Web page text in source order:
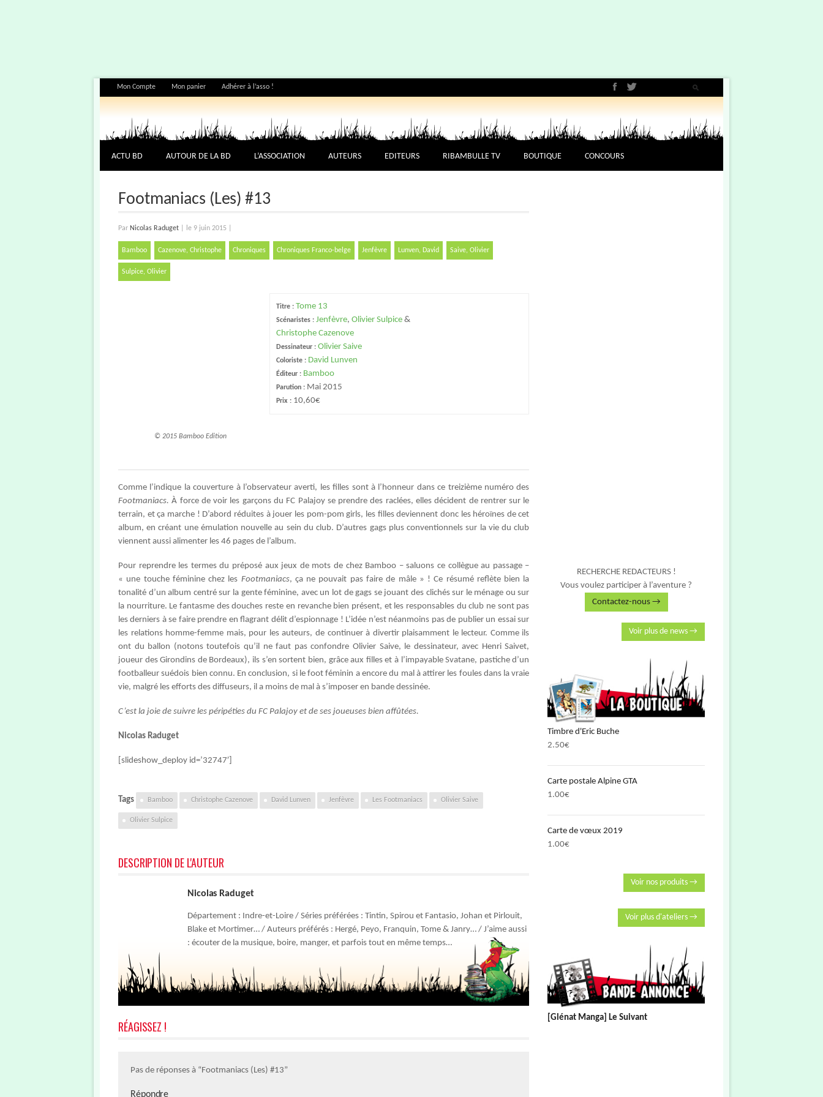
Mon Compte Mon panier Adhérer à l’asso !
ACTU BD AUTOUR DE LA BD L’ASSOCIATION AUTEURS EDITEURS RIBAMBULLE TV BOUTIQUE CONCOURS
Footmaniacs (Les) #13
Par Nicolas Raduget le 9 juin 2015
Bamboo Cazenove, Christophe Chroniques Chroniques Franco-belge Jenfèvre Lunven, David Saive, Olivier
Sulpice, Olivier
© 2015 Bamboo Edition
Titre : Tome 13
Scénaristes : Jenfèvre, Olivier Sulpice&
Christophe Cazenove
Dessinateur : Olivier Saive
Coloriste : David Lunven
Éditeur : Bamboo
Parution : Mai 2015
Prix : 10,60€
Comme l’indique la couverture à l’observateur averti, les filles sont à l’honneur dans ce treizième numéro des
Footmaniacs. À force de voir les garçons du FC Palajoy se prendre des raclées, elles décident de rentrer sur le
terrain, et ça marche ! D’abord réduites à jouer les pom-pom girls, les filles deviennent donc les héroïnes de cet
album, en créant une émulation nouvelle au sein du club. D’autres gags plus conventionnels sur la vie du club
viennent aussi alimenter les 46 pages de l’album.
Pour reprendre les termes du préposé aux jeux de mots de chez Bamboo – saluons ce collègue au passage –
« une touche féminine chez les Footmaniacs, ça ne pouvait pas faire de mâle » ! Ce résumé reflète bien la
tonalité d’un album centré sur la gente féminine, avec un lot de gags se jouant des clichés sur le ménage ou sur
la nourriture. Le fantasme des douches reste en revanche bien présent, et les responsables du club ne sont pas
les derniers à se faire prendre en flagrant délit d’espionnage ! L’idée n’est néanmoins pas de publier un essai sur
les relations homme-femme mais, pour les auteurs, de continuer à divertir plaisamment le lecteur. Comme ils
ont du ballon (notons toutefois qu’il ne faut pas confondre Olivier Saive, le dessinateur, avec Henri Saivet,
joueur des Girondins de Bordeaux), ils s’en sortent bien, grâce aux filles et à l’impayable Svatane, pastiche d’un
footballeur suédois bien connu. En conclusion, si le foot féminin a encore du mal à attirer les foules dans la vraie
vie, malgré les efforts des diffuseurs, il a moins de mal à s’imposer en bande dessinée.
C’est la joie de suivre les péripéties du FC Palajoy et de ses joueuses bien affûtées.
Nicolas Raduget
[slideshow_deploy id=’32747′]
Tags Bamboo Christophe Cazenove David Lunven Jenfèvre Les Footmaniacs Olivier Saive
Olivier Sulpice
DESCRIPTION DE L'AUTEUR
Nicolas Raduget
Département : Indre-et-Loire / Séries préférées : Tintin, Spirou et Fantasio, Johan et Pirlouit,
Blake et Mortimer… / Auteurs préférés : Hergé, Peyo, Franquin, Tome & Janry… / J’aime aussi
: écouter de la musique, boire, manger, et parfois tout en même temps…
RÉAGISSEZ !
Pas de réponses à “Footmaniacs (Les) #13”
Répondre
RECHERCHE REDACTEURS !
Vous voulez participer à l’aventure ?
Contactez-nous →
Voir plus de news →
Timbre d'Eric Buche
2.50€
Carte postale Alpine GTA
1.00€
Carte de vœux 2019
1.00€
Voir nos produits →
Voir plus d'ateliers →
[Glénat Manga] Le Suivant